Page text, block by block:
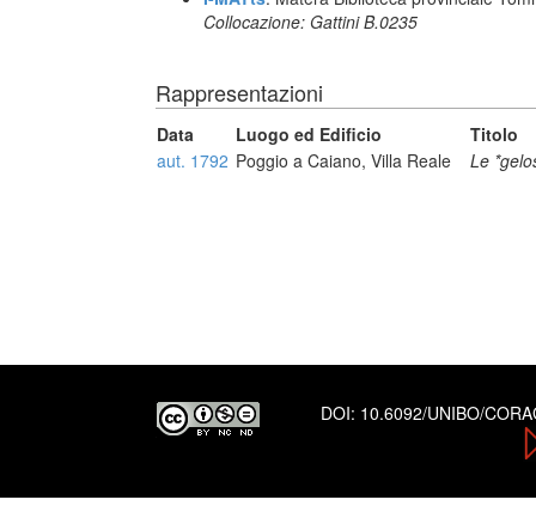
Collocazione: Gattini B.0235
Rappresentazioni
Data Luogo ed Edificio
Titolo
aut. 1792 Poggio a Caiano, Villa Reale Le
DOI: 10.6092/UNIBO/